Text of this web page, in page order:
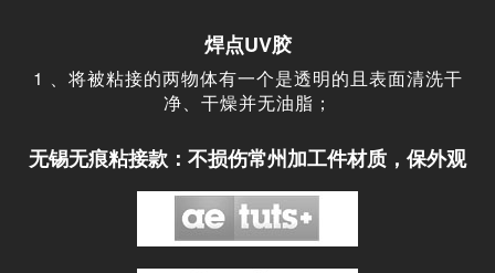
焊点UV胶
1 、将被粘接的两物体有一个是透明的且表面清洗干
净、干燥并无油脂；
无锡无痕粘接款：不损伤常州加工件材质，保外观